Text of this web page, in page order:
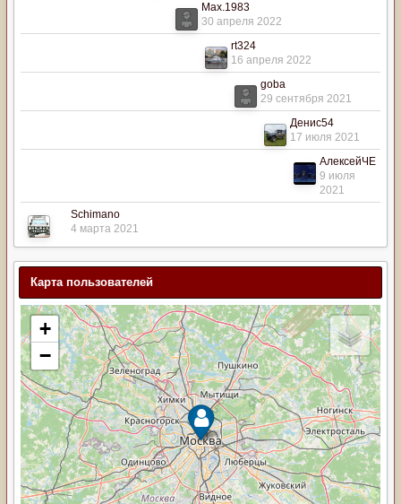
Max.1983
30 апреля 2022
rt324
16 апреля 2022
goba
29 сентября 2021
Денис54
17 июля 2021
АлексейЧЕ
9 июля
2021
Schimano
4 марта 2021
Карта пользователей